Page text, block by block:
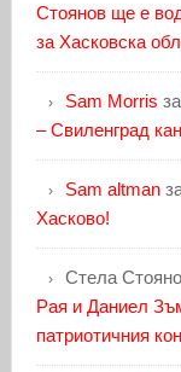
Стоянов ще е
за Хасковска
Sam Morris за
– Свиленград
Sam altman
Хасково!
Стела
Рая и Даниел
патриотичния